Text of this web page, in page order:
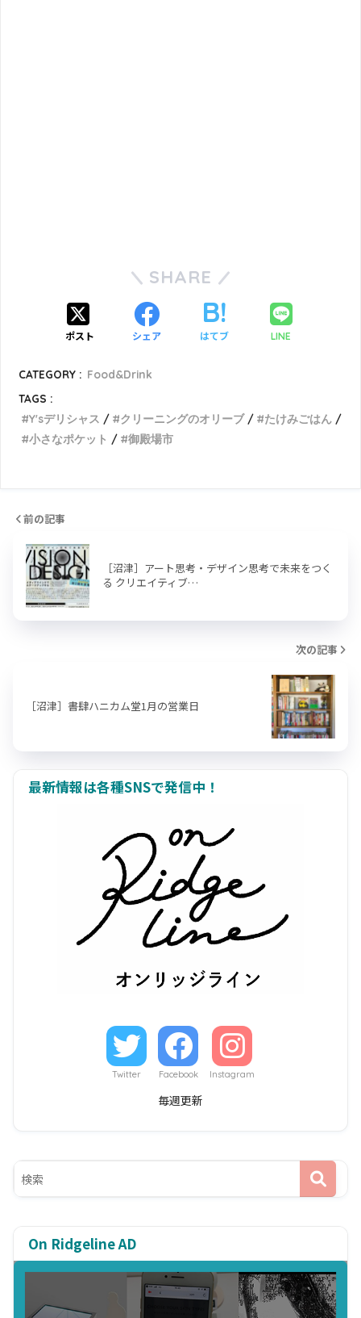
SHARE
ポスト シェア はてブ LINE
CATEGORY : Food&Drink
TAGS :
Y'sデリシャス
クリーニングのオリーブ
たけみごはん
小さなポケット
御殿場市
前の記事
［沼津］アート思考・デザイン思考で未来をつく
る クリエイティブ…
次の記事
［沼津］書肆ハニカム堂1月の営業日
最新情報は各種SNSで発信中！
Twitter Facebook Instagram
毎週更新
On Ridgeline AD